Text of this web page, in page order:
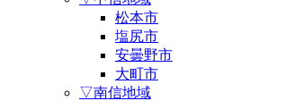
松本市
塩尻市
安曇野市
大町市
▽南信地域